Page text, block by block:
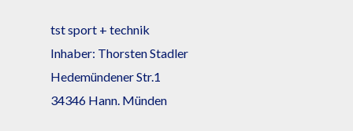
tst sport + technik
Inhaber: Thorsten Stadler
Hedemündener Str.1
34346 Hann. Münden